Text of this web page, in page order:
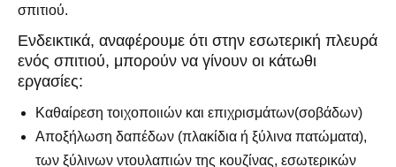
σπιτιού.
Ενδεικτικά, αναφέρουμε ότι στην εσωτερική πλευρά
ενός σπιτιού, μπορούν να γίνουν οι κάτωθι
εργασίες:
Καθαίρεση τοιχοποιιών και επιχρισμάτων(σοβάδων)
Αποξήλωση δαπέδων (πλακίδια ή ξύλινα πατώματα),
των ξύλινων ντουλαπιών της κουζίνας, εσωτερικών